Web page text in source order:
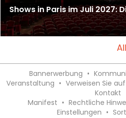
Shows in Paris im Juli 2027:
Bannerwerbung •
Veranstaltung • Verweisen Sie
Kontakt
Manifest • Rechtliche
Einstellungen •